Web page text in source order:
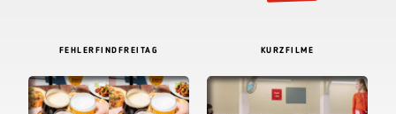
FEHLERFINDFREITAG KURZFILME